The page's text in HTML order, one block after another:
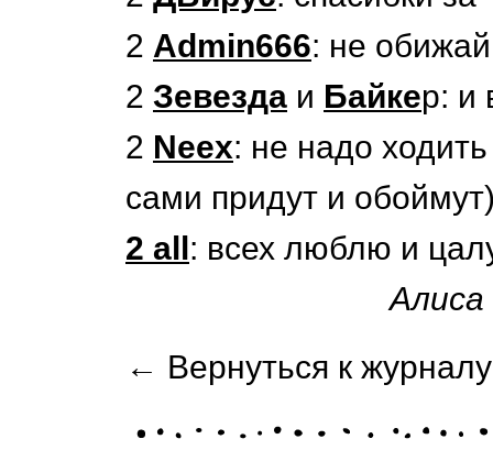
2 Admin666: не
2 Зевезда и Байкер: и
2 Neex: не надо
сами придут и
2 all: всех люблю и
Алиса
← Вернуться к